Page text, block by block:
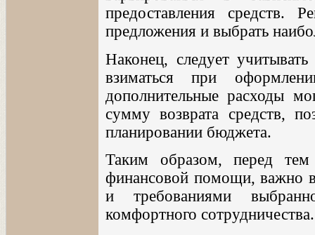
предоставления средств.
предложения и выбрать
Наконец, следует
взиматься при
дополнительные расходы
сумму возврата средств,
планировании бюджета.
Таким образом, перед
финансовой помощи, важно
и требованиями
комфортного сотрудничества.